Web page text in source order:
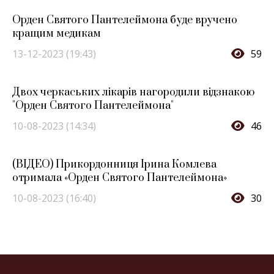
Орден Святого Пантелеймона буде вручено
кращим медикам
13-12-2023 (19:43)
59
Двох черкаських лікарів нагородили відзнакою
"Орден Святого Пантелеймона"
10-08-2023 (14:34)
46
(ВІДЕО) Прикордонниця Ірина Комлева
отримала «Орден Святого Пантелеймона»
10-08-2023 (16:40)
30